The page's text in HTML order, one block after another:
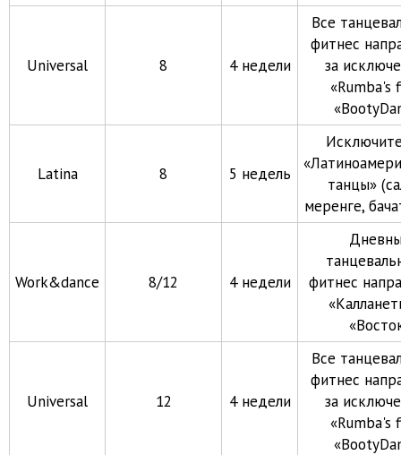
Universal 8 4 недели
Все
фитнес
за
«Rumba's
Latina 8 5 недель
танцы»
меренге,
Work&dance 8/12 4 недели
фитнес
Universal 12 4 недели
Все
фитнес
за
«Rumba's